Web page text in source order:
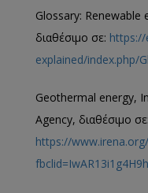
Glossary: Renewable
διαθέσιμο σε:
explained/index.php/
Geothermal energy,
Agency, διαθέσιμο σε:
https://